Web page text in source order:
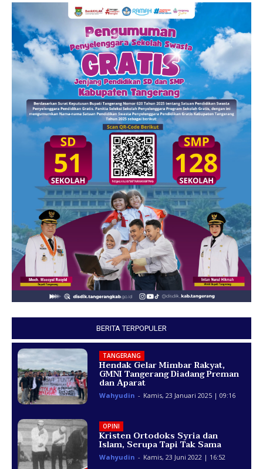
BERITA TERPOPULER
TANGERANG
Hendak Gelar Mimbar Rakyat,
GMNI Tangerang Diadang Preman
dan Aparat
Wahyudin - Kamis, 23 Januari 2025 | 09:16
OPINI
Kristen Ortodoks Syria dan
Islam, Serupa Tapi Tak Sama
Wahyudin - Kamis, 23 Juni 2022 | 16:52